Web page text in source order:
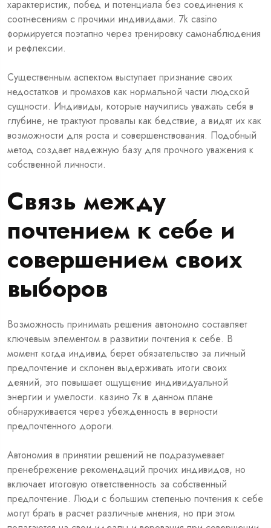
характеристик, побед и потенциала без соединения к
соотнесениям с прочими индивидами. 7k casino
формируется поэтапно через тренировку самонаблюдения
и рефлексии.
Существенным аспектом выступает признание своих
недостатков и промахов как нормальной части людской
сущности. Индивиды, которые научились уважать себя в
глубине, не трактуют провалы как бедствие, а видят их как
возможности для роста и совершенствования. Подобный
метод создает надежную базу для прочного уважения к
собственной личности.
Связь между
почтением к себе и
совершением своих
выборов
Возможность принимать решения автономно составляет
ключевым элементом в развитии почтения к себе. В
момент когда индивид берет обязательство за личный
предпочтение и склонен выдерживать итоги своих
деяний, это повышает ощущение индивидуальной
энергии и умелости. казино 7к в данном плане
обнаруживается через убежденность в верности
предпочтенного дороги.
Автономия в принятии решений не подразумевает
пренебрежение рекомендаций прочих индивидов, но
включает итоговую ответственность за собственный
предпочтение. Люди с большим степенью почтения к себе
могут брать в расчет различные мнения, но при этом